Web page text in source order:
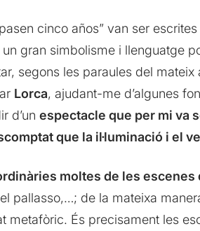
cinco años” van ser
gran simbolisme i llenguatge
segons les paraules del
Lorca, ajudant-me d’algunes
d’un espectacle que per mi va
que la il·luminació i el
moltes de les escenes
pallasso,…; de la mateixa
metafòric. És precisament les